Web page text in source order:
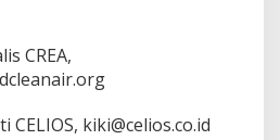
CREA,
CELIOS, kiki@celios.co.id